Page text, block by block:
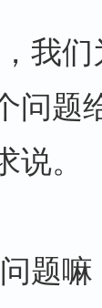
们
问题
说。
嘛